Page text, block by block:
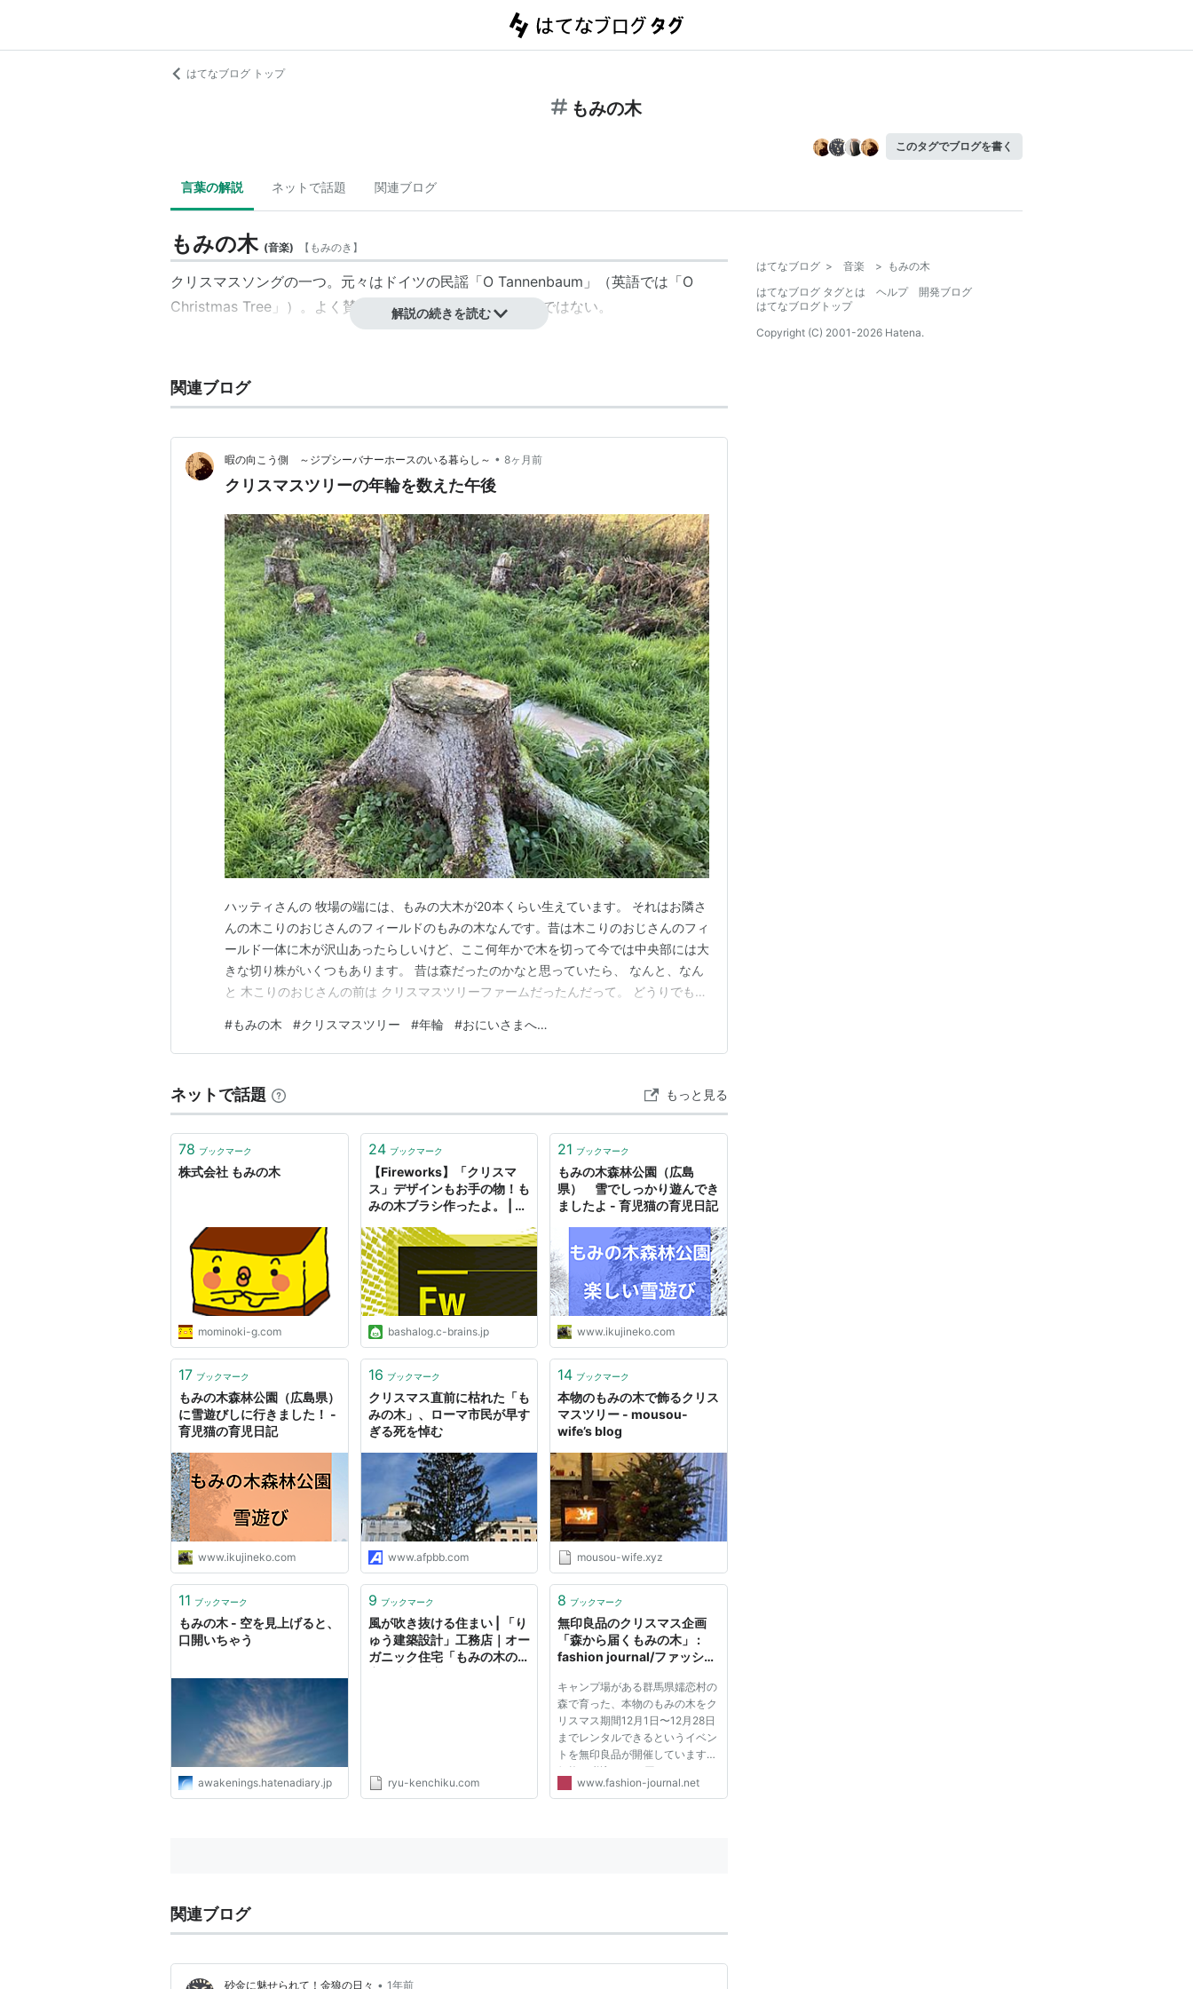
はてなブログ トップ
もみの木
このタグでブログを書く
言葉の解説 ネットで話題 関連ブログ
もみの木 (音楽) 【 もみのき 】
クリスマスソングの一つ。元々はドイツの民謡「O Tannenbaum」（英語では「O
Christmas Tree」）。よく賛美歌と間違われるが、賛美歌ではない。
解説の続きを読む
関連ブログ
暇の向こう側 ～ジプシーバナーホースのいる暮らし～ • 8ヶ月前
クリスマスツリーの年輪を数えた午後
ハッティさんの 牧場の端には、もみの大木が20本くらい生えています。 それはお隣さ
んの木こりのおじさんのフィールドのもみの木なんです。昔は木こりのおじさんのフィ
ールド一体に木が沢山あったらしいけど、ここ何年かで木を切って今では中央部には大
きな切り株がいくつもあります。 昔は森だったのかなと思っていたら、 なんと、なん
と 木こりのおじさんの前は クリスマスツリーファームだったんだって。 どうりでもみ
になったらしいです。 樹齢40〜50年くらいかしら。 綺麗な年輪の切り株があったの
で年輪を数えてみよう。 1、2、3、4、…
#もみの木 #クリスマスツリー #年輪 #おにいさまへ…
ネットで話題 もっと見る
78 ブックマーク
株式会社 もみの木
mominoki-g.com
24 ブックマーク
【Fireworks】「クリスマ
ス」デザインもお手の物！も
みの木ブラシ作ったよ。 | バ
bashalog.c-brains.jp
21 ブックマーク
もみの木森林公園（広島
県） 雪でしっかり遊んでき
ましたよ - 育児猫の育児日記
www.ikujineko.com
17 ブックマーク
もみの木森林公園（広島県）
に雪遊びしに行きました！ -
育児猫の育児日記
www.ikujineko.com
16 ブックマーク
クリスマス直前に枯れた「も
みの木」、ローマ市民が早す
ぎる死を悼む
www.afpbb.com
14 ブックマーク
本物のもみの木で飾るクリス
マスツリー - mousou-
wife’s blog
mousou-wife.xyz
11 ブックマーク
もみの木 - 空を見上げると、
口開いちゃう
awakenings.hatenadiary.jp
9 ブックマーク
風が吹き抜ける住まい | 「り
ゅう建築設計」工務店｜オー
ガニック住宅「もみの木の
ryu-kenchiku.com
8 ブックマーク
無印良品のクリスマス企画
「森から届くもみの木」 :
fashion journal/ファッショ
キャンプ場がある群馬県嬬恋村の
森で育った、本物のもみの木をク
リスマス期間12月1日〜12月28日
までレンタルできるというイベン
トを無印良品が開催しています。
価格は税込10000円です。 もみ
の木はレンタルなのでもちろん返
www.fashion-journal.net
関連ブログ
砂金に魅せられて！金狼の日々 • 1年前
はてなブログ > 音楽 > もみの木
はてなブログ タグとは
ヘルプ
開発ブログ
はてなブログトップ
Copyright (C) 2001-2026 Hatena.